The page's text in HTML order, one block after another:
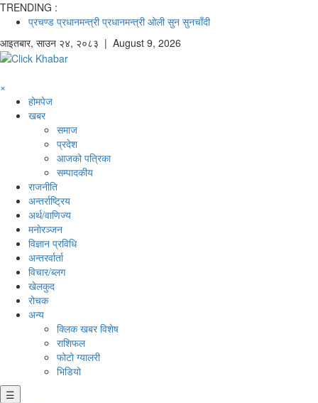
TRENDING :
प्रचण्ड प्रधानमन्त्री प्रधानमन्त्री ओली सुन सुनचाँदी
आइतबार, साउन २४, २०८३ | August 9, 2026
×
होमपेज
खबर
समाज
प्रदेश
आजको पत्रिका
सम्पादकीय
राजनीति
अन्तर्राष्ट्रिय
अर्थ/वाणिज्य
मनाेरञ्जन
विज्ञान प्रविधि
अन्तरर्वार्ता
विचार/ब्लग
खेलकुद
रोचक
अन्य
क्लिक खबर विशेष
राशिफल
फोटो ग्यालरी
भिडियो
☰